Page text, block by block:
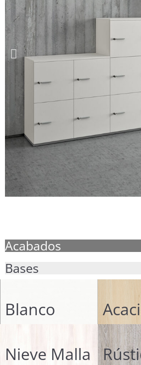
Acabados
Bases
Blanco
Nieve Malla